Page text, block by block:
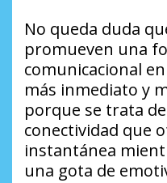
No queda duda
promueven una
comunicacional
más inmediato y
porque se trata
conectividad que
instantánea
una gota de